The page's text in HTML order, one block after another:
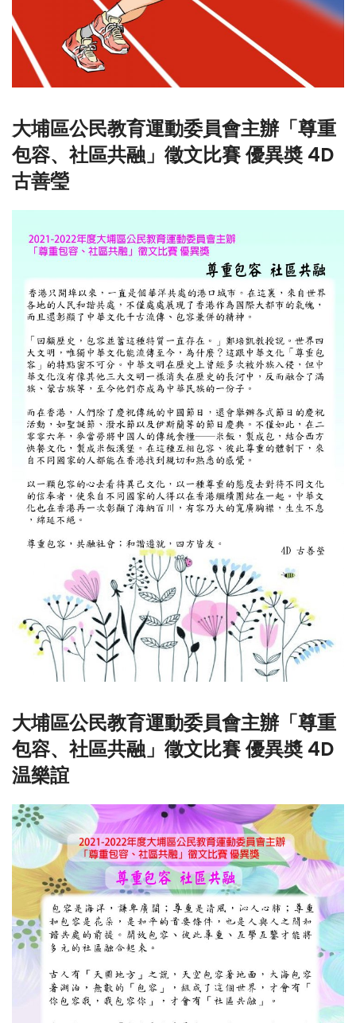
大埔區公民教育運動委員會主辦「尊重
包容、社區共融」徵文比賽 優異奬 4D
古善瑩
大埔區公民教育運動委員會主辦「尊重
包容、社區共融」徵文比賽 優異奬 4D
温樂誼